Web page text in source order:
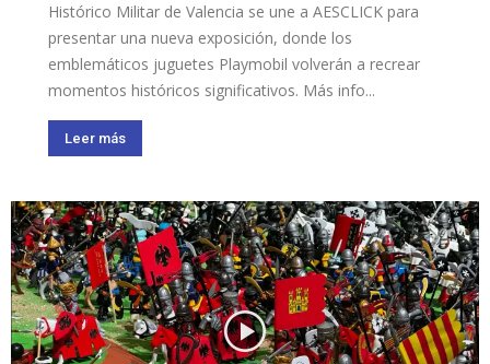
Histórico Militar de Valencia se une a AESCLICK para
presentar una nueva exposición, donde los
emblemáticos juguetes Playmobil volverán a recrear
momentos históricos significativos. Más info...
Leer más